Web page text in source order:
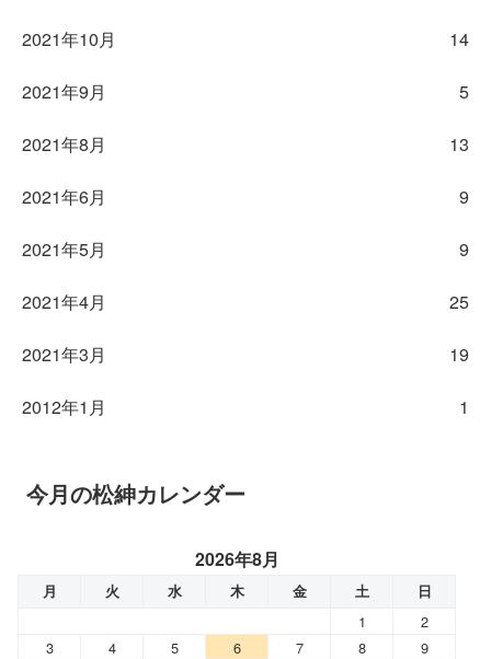
2021年10月 14
2021年9月 5
2021年8月 13
2021年6月 9
2021年5月 9
2021年4月 25
2021年3月 19
2012年1月 1
今月の松紳カレンダー
2026年8月
月 火 水 木 金 土 日
1
2
3
4 5 6 7 8
9